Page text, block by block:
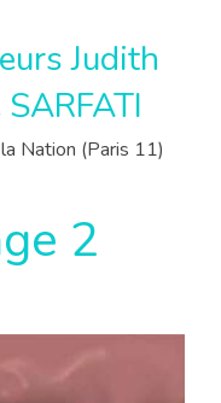
Judith
Nation (Paris 11)
2